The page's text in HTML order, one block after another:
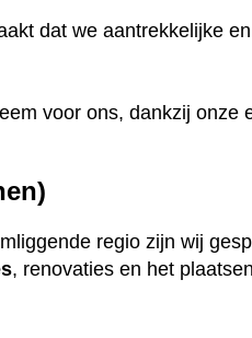
dat we aantrekkelijke
voor ons, dankzij onze
regio zijn wij
, renovaties en het